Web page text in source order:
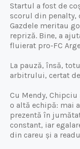
Startul a fost de
scorul din penalty,
Gazdele meritau
repriză. Bine, a
fluierat pro-FC
La pauză, însă,
arbitrului, certat
Cu Mendy,
o altă echipă: mai
prezentă în
constant, iar
din careu și a